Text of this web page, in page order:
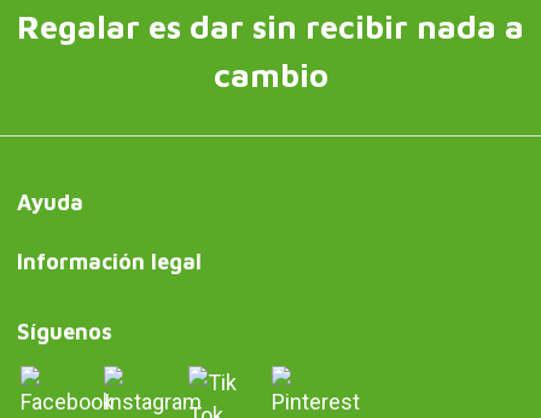
Regalar es dar sin recibir nada a
cambio
Ayuda
Información legal
Síguenos